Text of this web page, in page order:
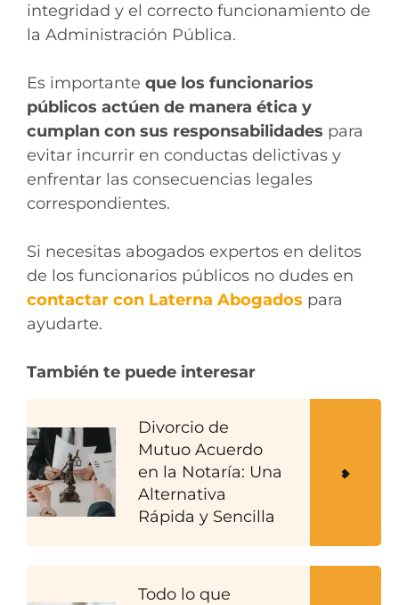
integridad y el correcto funcionamiento de
la Administración Pública.
Es importante que los funcionarios
públicos actúen de manera ética y
cumplan con sus responsabilidades para
evitar incurrir en conductas delictivas y
enfrentar las consecuencias legales
correspondientes.
Si necesitas abogados expertos en delitos
de los funcionarios públicos no dudes en
contactar con Laterna Abogados para
ayudarte.
También te puede interesar
Divorcio de
Mutuo Acuerdo
en la Notaría: Una
Alternativa
Rápida y Sencilla
Todo lo que